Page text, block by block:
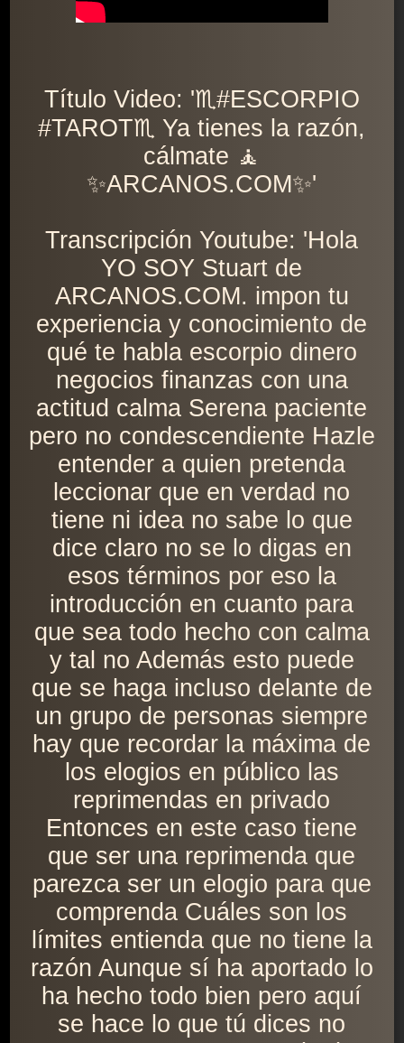
Título Video: '♏️#ESCORPIO
#TAROT♏️ Ya tienes la razón,
cálmate 🧘
✨ARCANOS.COM✨'
Transcripción Youtube: 'Hola
YO SOY Stuart de
ARCANOS.COM. impon tu
experiencia y conocimiento de
qué te habla escorpio dinero
negocios finanzas con una
actitud calma Serena paciente
pero no condescendiente Hazle
entender a quien pretenda
leccionar que en verdad no
tiene ni idea no sabe lo que
dice claro no se lo digas en
esos términos por eso la
introducción en cuanto para
que sea todo hecho con calma
y tal no Además esto puede
que se haga incluso delante de
un grupo de personas siempre
hay que recordar la máxima de
los elogios en público las
reprimendas en privado
Entonces en este caso tiene
que ser una reprimenda que
parezca ser un elogio para que
comprenda Cuáles son los
límites entienda que no tiene la
razón Aunque sí ha aportado lo
ha hecho todo bien pero aquí
se hace lo que tú dices no